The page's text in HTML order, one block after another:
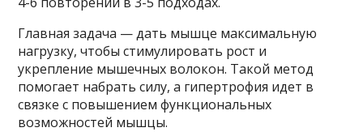
Главная задача — дать мышце максимальную
нагрузку, чтобы стимулировать рост и
укрепление мышечных волокон. Такой метод
помогает набрать силу, а гипертрофия идет в
связке с повышением функциональных
возможностей мышцы.